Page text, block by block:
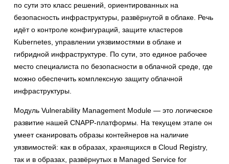
по сути это класс решений, ориентированных на
безопасность инфраструктуры, развёрнутой в облаке. Речь
идёт о контроле конфигураций, защите кластеров
Kubernetes, управлении уязвимостями в облаке и
гибридной инфраструктуре. По сути, это единое рабочее
место специалиста по безопасности в облачной среде, где
можно обеспечить комплексную защиту облачной
инфраструктуры.
Модуль Vulnerability Management Module — это логическое
развитие нашей CNAPP-платформы. На текущем этапе он
умеет сканировать образы контейнеров на наличие
уязвимостей: как в образах, хранящихся в Cloud Registry,
так и в образах, развёрнутых в Managed Service for